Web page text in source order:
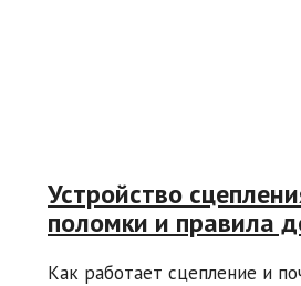
Устройство
поломки и правила
Как работает сцепление и